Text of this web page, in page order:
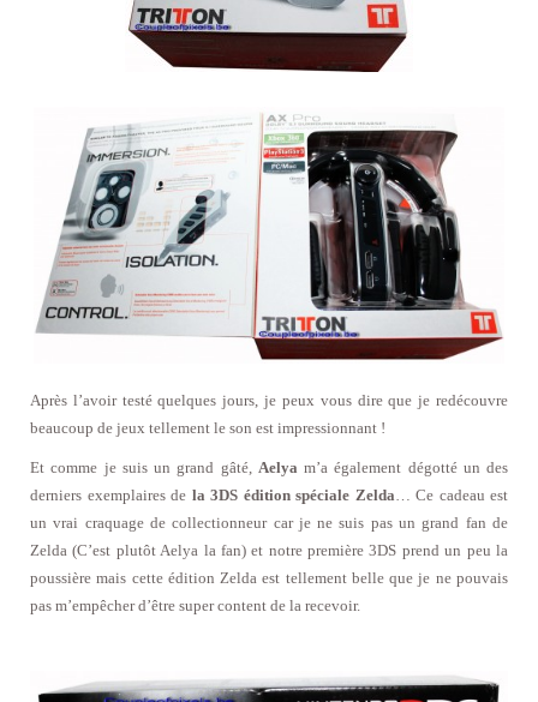
Après l’avoir testé quelques jours, je peux vous dire que je redécouvre
beaucoup de jeux tellement le son est impressionnant !
Et comme je suis un grand gâté, Aelya m’a également dégotté un des
derniers exemplaires de la 3DS édition spéciale Zelda… Ce cadeau est
un vrai craquage de collectionneur car je ne suis pas un grand fan de
Zelda (C’est plutôt Aelya la fan) et notre première 3DS prend un peu la
poussière mais cette édition Zelda est tellement belle que je ne pouvais
pas m’empêcher d’être super content de la recevoir.